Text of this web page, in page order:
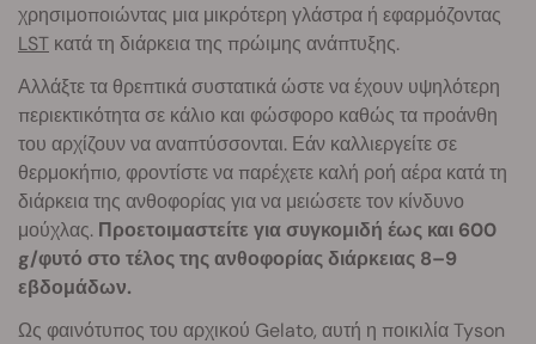
χρησιμοποιώντας μια μικρότερη γλάστρα ή εφαρμόζοντας
LST κατά τη διάρκεια της πρώιμης ανάπτυξης.
Αλλάξτε τα θρεπτικά συστατικά ώστε να έχουν υψηλότερη
περιεκτικότητα σε κάλιο και φώσφορο καθώς τα προάνθη
του αρχίζουν να αναπτύσσονται. Εάν καλλιεργείτε σε
θερμοκήπιο, φροντίστε να παρέχετε καλή ροή αέρα κατά τη
διάρκεια της ανθοφορίας για να μειώσετε τον κίνδυνο
μούχλας. Προετοιμαστείτε για συγκομιδή έως και 600
g/φυτό στο τέλος της ανθοφορίας διάρκειας 8–9
εβδομάδων.
Ως φαινότυπος του αρχικού Gelato, αυτή η ποικιλία Tyson